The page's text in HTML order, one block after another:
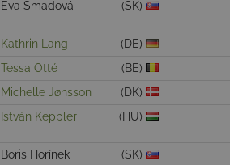
Eva Smädová (SK)
Kathrin Lang (DE)
Tessa Otté (BE)
Michelle Jønsson (DK)
István Keppler (HU)
Boris Horínek (SK)